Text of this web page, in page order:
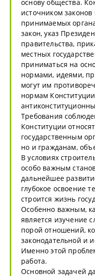
основу общества.
источником
принимаемых
закон, указ
правительства,
местных
приниматься на
нормами, идеями,
могут им
нормам
Требования
Конституции
государственным
но и гражданам,
В условиях
особо важным
дальнейшее
глубокое освоение
строится жизнь
Особенно важным,
является изучение
порой отношений,
законодательной и
Именно этой
работа.
Основной задачей